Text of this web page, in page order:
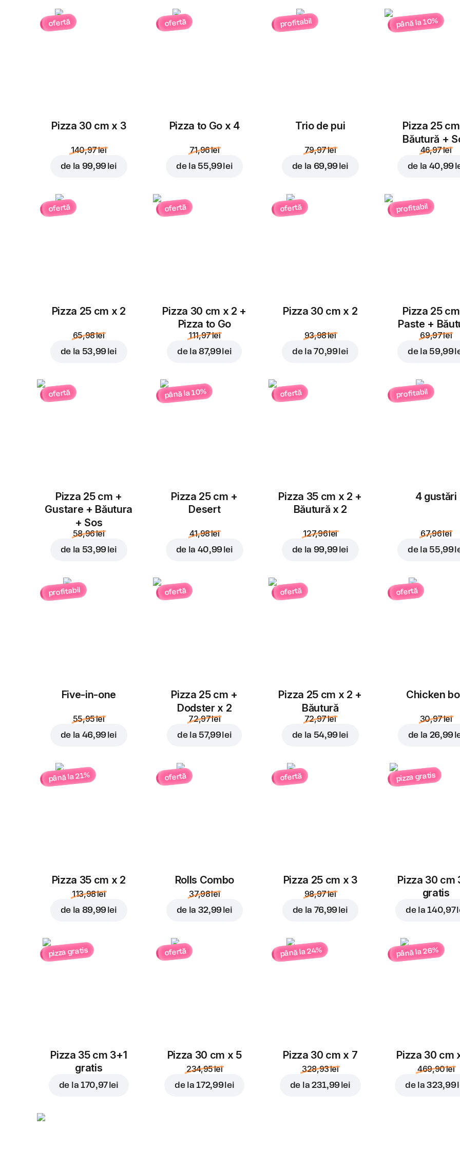
ofertă
Pizza 30 cm x 3
140,97 lei
de la 99,99 lei
ofertă
Pizza to Go x 4
71,96 lei
de la 55,99 lei
profitabil
Trio de pui
79,97 lei
de la 69,99 lei
până la 10%
Pizza 25
Băutură +
46,97 lei
de la 40,99
ofertă
Pizza 25 cm x 2
65,98 lei
de la 53,99 lei
ofertă
Pizza 30 cm x 2 +
Pizza to Go
111,97 lei
de la 87,99 lei
ofertă
Pizza 30 cm x 2
93,98 lei
de la70,99 lei
profitabil
Pizza 25
Paste +
69,97 lei
de la 59,99
ofertă
Pizza 25 cm +
Gustare + Băutura
+ Sos
58,96 lei
de la 53,99 lei
până la 10%
Pizza 25 cm +
Desert
41,98 lei
de la 40,99 lei
ofertă
Pizza 35 cm x 2 +
Băutură x 2
127,96 lei
de la 99,99 lei
profitabil
4 gustări
67,96 lei
de la 55,99
profitabil
Five-in-one
55,95 lei
de la 46,99 lei
ofertă
Pizza 25 cm +
Dodster x 2
72,97 lei
de la 57,99 lei
ofertă
Pizza 25 cm x 2 +
Băutură
72,97 lei
de la 54,99 lei
ofertă
Chicken
30,97 lei
de la 26,99
până la 21%
Pizza 35 cm x 2
113,98 lei
de la 89,99 lei
ofertă
Rolls Combo
37,98 lei
de la 32,99 lei
ofertă
Pizza 25 cm x 3
98,97 lei
de la 76,99 lei
pizza gratis
Pizza 30 cm
gratis
de la140,97
pizza gratis
Pizza 35 cm 3+1
gratis
de la 170,97 lei
ofertă
Pizza 30 cm x 5
234,95 lei
de la172,99 lei
până la 24%
Pizza 30 cm x 7
328,93 lei
de la 231,99 lei
până la 26%
Pizza 30 cm
469,90 lei
de la323,99